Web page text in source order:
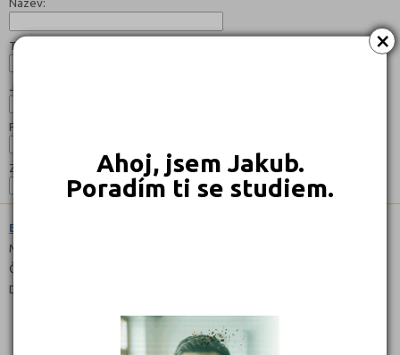
×
Ahoj, jsem Jakub.
Poradím ti se studiem.
Typ:
Jazyk:
Forma:
Zaměření:
Ekonomické lyceum (7842M02)
Maturitní
Čeština
Denní